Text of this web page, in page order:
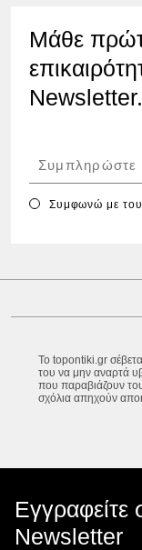
Μάθε
Newsletter.
Συμφωνώ με
Το topontiki.gr
του να μην αναρτά
που παραβιάζουν
σχόλια απηχούν
Εγγραφείτε
Newsletter